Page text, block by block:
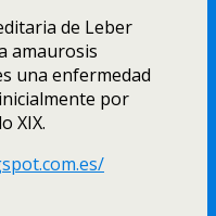
de Leber
amaurosis
una enfermedad
por
XIX.